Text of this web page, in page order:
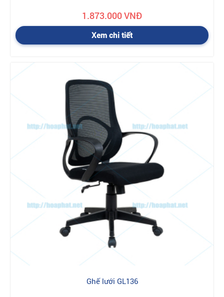
1.873.000 VNĐ
Xem chi tiết
Ghế lưới GL136